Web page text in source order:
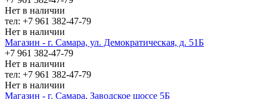
Нет в наличии
тел: +7 961 382-47-79
Нет в наличии
Магазин - г. Самара, ул. Демократическая, д. 51Б
+7 961 382-47-79
Нет в наличии
тел: +7 961 382-47-79
Нет в наличии
Магазин - г. Самара, Заводское шоссе 5Б